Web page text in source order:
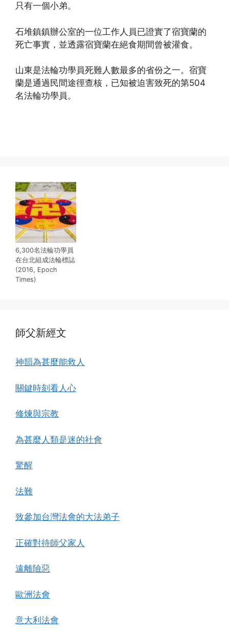
只有一個小弟。
石堆鎮鎮辦公室的一位工作人員已證實了宿寶蘭的
死亡事實，並透露宿寶蘭在絕食期間曾被灌食。
山東是法輪功學員死難人數最多的省份之一。宿寶
蘭是通過民間途徑查核，已知被迫害致死的第504
名法輪功學員。
6,300名法輪功學員
在台北組成法輪標誌
(2016, Epoch
Times)
師父新經文
神韻為甚麼能救人
關鍵時刻看人心
修煉與宗教
為甚麼人類是迷的社會
驚醒
法難
致參加台灣法會的大法弟子
正確對待師父家人
遠離險惡
歐洲法會
意大利法會